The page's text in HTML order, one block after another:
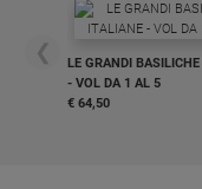
2026
Cinema,
❮
LE GRANDI
- VOL DA 1 AL 5
€ 64,50